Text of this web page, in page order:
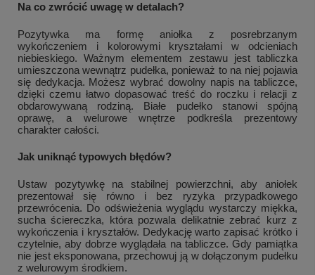
Na co zwrócić uwagę w detalach?
Pozytywka ma formę aniołka z posrebrzanym
wykończeniem i kolorowymi kryształami w odcieniach
niebieskiego. Ważnym elementem zestawu jest tabliczka
umieszczona wewnątrz pudełka, ponieważ to na niej pojawia
się dedykacja. Możesz wybrać dowolny napis na tabliczce,
dzięki czemu łatwo dopasować treść do roczku i relacji z
obdarowywaną rodziną. Białe pudełko stanowi spójną
oprawę, a welurowe wnętrze podkreśla prezentowy
charakter całości.
Jak uniknąć typowych błędów?
Ustaw pozytywkę na stabilnej powierzchni, aby aniołek
prezentował się równo i bez ryzyka przypadkowego
przewrócenia. Do odświeżenia wyglądu wystarczy miękka,
sucha ściereczka, która pozwala delikatnie zebrać kurz z
wykończenia i kryształów. Dedykację warto zapisać krótko i
czytelnie, aby dobrze wyglądała na tabliczce. Gdy pamiątka
nie jest eksponowana, przechowuj ją w dołączonym pudełku
z welurowym środkiem.